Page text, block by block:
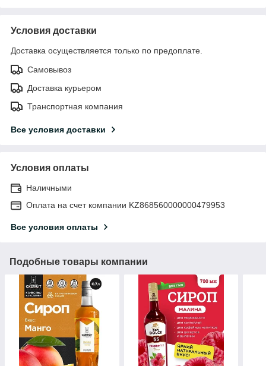
Условия доставки
Доставка осуществляется только по предоплате.
Самовывоз
Доставка курьером
Транспортная компания
Все условия доставки
Условия оплаты
Наличными
Оплата на счет компании KZ868560000000479953
Все условия оплаты
Подобные товары компании